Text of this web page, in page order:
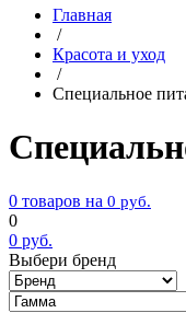
Главная
/
Красота и уход
/
Специальное
0 товаров на 0 руб.
0
0 руб.
Выбери бренд